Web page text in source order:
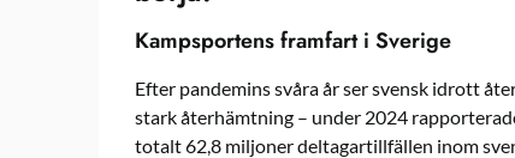
Kampsportens framfart i Sverige
Efter pandemins svåra år ser svensk idrott
stark återhämtning – under 2024
totalt 62,8 miljoner deltagartillfällen inom